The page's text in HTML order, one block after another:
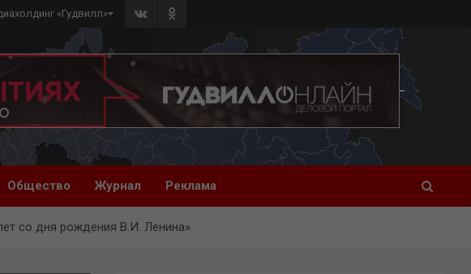
«Гудвилл»
Общество Журнал Реклама
со дня рождения В.И. Ленина»